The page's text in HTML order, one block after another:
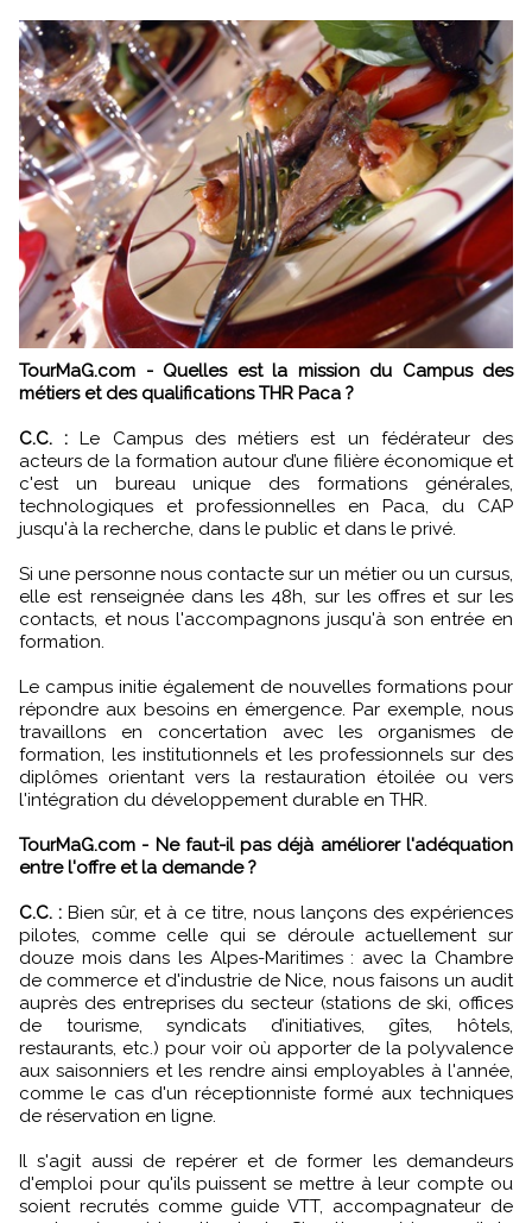
TourMaG.com - Quelles est la mission du Campus des
métiers et des qualifications THR Paca ?
C.C. : Le Campus des métiers est un fédérateur des
acteurs de la formation autour d’une filière économique et
c'est un bureau unique des formations générales,
technologiques et professionnelles en Paca, du CAP
jusqu'à la recherche, dans le public et dans le privé.
Si une personne nous contacte sur un métier ou un cursus,
elle est renseignée dans les 48h, sur les offres et sur les
contacts, et nous l'accompagnons jusqu'à son entrée en
formation.
Le campus initie également de nouvelles formations pour
répondre aux besoins en émergence. Par exemple, nous
travaillons en concertation avec les organismes de
formation, les institutionnels et les professionnels sur des
diplômes orientant vers la restauration étoilée ou vers
l'intégration du développement durable en THR.
TourMaG.com - Ne faut-il pas déjà améliorer l'adéquation
entre l'offre et la demande ?
C.C. : Bien sûr, et à ce titre, nous lançons des expériences
pilotes, comme celle qui se déroule actuellement sur
douze mois dans les Alpes-Maritimes : avec la Chambre
de commerce et d'industrie de Nice, nous faisons un audit
auprès des entreprises du secteur (stations de ski, offices
de tourisme, syndicats d’initiatives, gîtes, hôtels,
restaurants, etc.) pour voir où apporter de la polyvalence
aux saisonniers et les rendre ainsi employables à l'année,
comme le cas d'un réceptionniste formé aux techniques
de réservation en ligne.
Il s'agit aussi de repérer et de former les demandeurs
d'emploi pour qu'ils puissent se mettre à leur compte ou
soient recrutés comme guide VTT, accompagnateur de